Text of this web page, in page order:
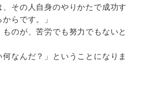
その人自身のやりかたで成功す
らです。」
ものが、苦労でも努力でもないと
なんだ？」ということになりま